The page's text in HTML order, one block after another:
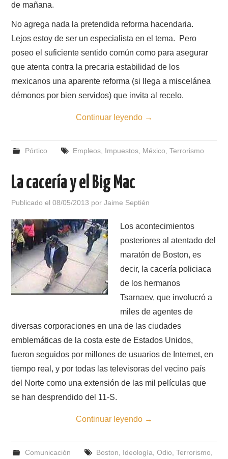
de mañana.
No agrega nada la pretendida reforma hacendaria.
Lejos estoy de ser un especialista en el tema. Pero
poseo el suficiente sentido común como para asegurar
que atenta contra la precaria estabilidad de los
mexicanos una aparente reforma (si llega a miscelánea
démonos por bien servidos) que invita al recelo.
Continuar leyendo →
Pórtico Empleos, Impuestos, México Terrorismo
La cacería y el Big Mac
Publicado el08/05/2013 porJaime Septién
Los acontecimientos
posteriores al atentado del
maratón de Boston, es
decir, la cacería policiaca
de los hermanos
Tsarnaev, que involucró a
miles de agentes de
diversas corporaciones en una de las ciudades
emblemáticas de la costa este de Estados Unidos,
fueron seguidos por millones de usuarios de Internet, en
tiempo real, y por todas las televisoras del vecino país
del Norte como una extensión de las mil películas que
se han desprendido del 11-S.
Continuar leyendo →
Comunicación Boston Ideología Odio Terrorismo